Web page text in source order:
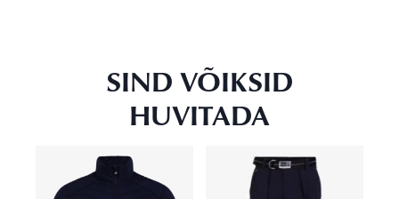
SIND VÕIKSID
HUVITADA